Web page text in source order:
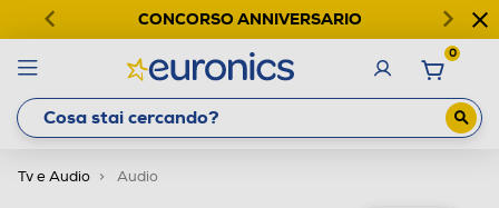
CONCORSO ANNIVERSARIO
0
Tv e Audio Audio